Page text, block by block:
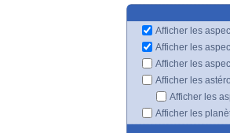
Afficher les
Afficher les
Afficher les
Afficher les
Afficher les
Afficher les